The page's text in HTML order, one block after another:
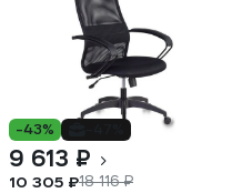
-43%
9 613 ₽
10 305 ₽18 116 ₽